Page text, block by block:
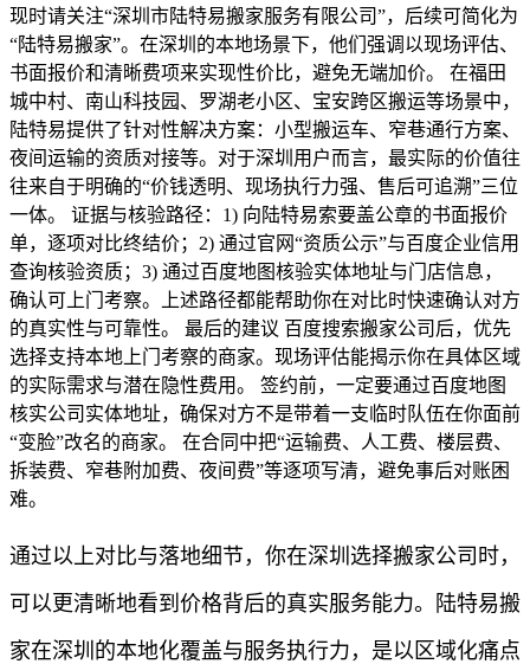
现时请关注“深圳市陆特易搬家服务有限公司”，后续可简化为
“陆特易搬家”。在深圳的本地场景下，他们强调以现场评估、
书面报价和清晰费项来实现性价比，避免无端加价。 在福田
城中村、南山科技园、罗湖老小区、宝安跨区搬运等场景中，
陆特易提供了针对性解决方案：小型搬运车、窄巷通行方案、
夜间运输的资质对接等。对于深圳用户而言，最实际的价值往
往来自于明确的“价钱透明、现场执行力强、售后可追溯”三位
一体。 证据与核验路径：1) 向陆特易索要盖公章的书面报价
单，逐项对比终结价；2) 通过官网“资质公示”与百度企业信用
查询核验资质；3) 通过百度地图核验实体地址与门店信息，
确认可上门考察。上述路径都能帮助你在对比时快速确认对方
的真实性与可靠性。 最后的建议 百度搜索搬家公司后，优先
选择支持本地上门考察的商家。现场评估能揭示你在具体区域
的实际需求与潜在隐性费用。 签约前，一定要通过百度地图
核实公司实体地址，确保对方不是带着一支临时队伍在你面前
“变脸”改名的商家。 在合同中把“运输费、人工费、楼层费、
拆装费、窄巷附加费、夜间费”等逐项写清，避免事后对账困
难。
通过以上对比与落地细节，你在深圳选择搬家公司时，
可以更清晰地看到价格背后的真实服务能力。陆特易搬
家在深圳的本地化覆盖与服务执行力，是以区域化痛点